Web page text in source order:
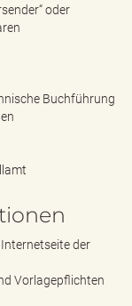
oder
Buchführung
der
Vorlagepflichten